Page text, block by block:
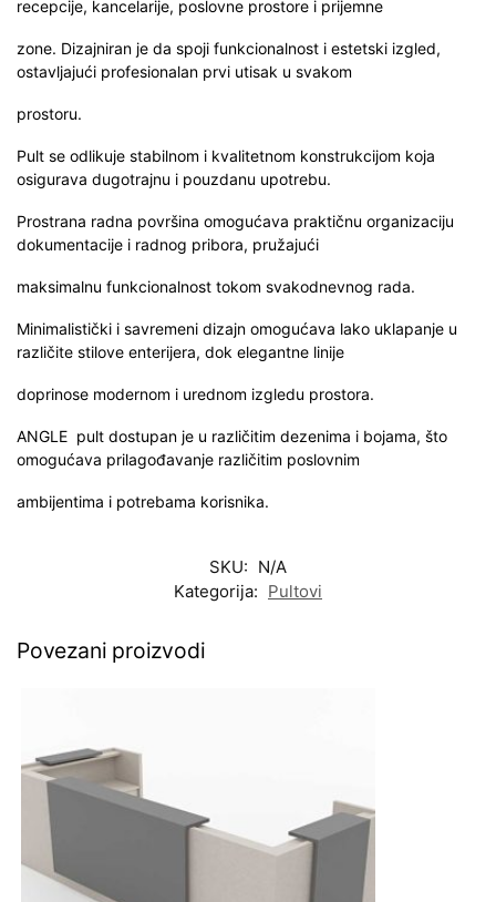
recepcije, kancelarije, poslovne prostore i prijemne
zone. Dizajniran je da spoji funkcionalnost i estetski izgled,
ostavljajući profesionalan prvi utisak u svakom
prostoru.
Pult se odlikuje stabilnom i kvalitetnom konstrukcijom koja
osigurava dugotrajnu i pouzdanu upotrebu.
Prostrana radna površina omogućava praktičnu organizaciju
dokumentacije i radnog pribora, pružajući
maksimalnu funkcionalnost tokom svakodnevnog rada.
Minimalistički i savremeni dizajn omogućava lako uklapanje u
različite stilove enterijera, dok elegantne linije
doprinose modernom i urednom izgledu prostora.
ANGLE pult dostupan je u različitim dezenima i bojama, što
omogućava prilagođavanje različitim poslovnim
ambijentima i potrebama korisnika.
SKU: N/A
Kategorija: Pultovi
Povezani proizvodi